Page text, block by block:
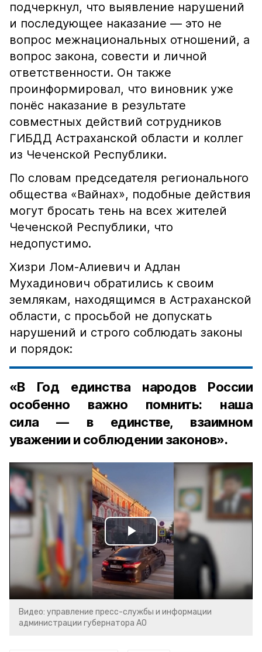
подчеркнул, что выявление нарушений
и последующее наказание — это не
вопрос межнациональных отношений, а
вопрос закона, совести и личной
ответственности. Он также
проинформировал, что виновник уже
понёс наказание в результате
совместных действий сотрудников
ГИБДД Астраханской области и коллег
из Чеченской Республики.
По словам председателя регионального
общества «Вайнах», подобные действия
могут бросать тень на всех жителей
Чеченской Республики, что
недопустимо.
Хизри Лом-Алиевич и Адлан
Мухадинович обратились к своим
землякам, находящимся в Астраханской
области, с просьбой не допускать
нарушений и строго соблюдать законы
и порядок:
«В Год единства народов России
особенно важно помнить: наша
сила — в единстве, взаимном
уважении и соблюдении законов».
Play
Video
Видео: управление пресс-службы и информации
администрации губернатора АО